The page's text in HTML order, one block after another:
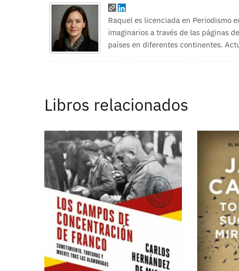
Raquel es licenciada en Periodismo
imaginarios a través de las páginas
países en diferentes continentes.
Libros relacionados